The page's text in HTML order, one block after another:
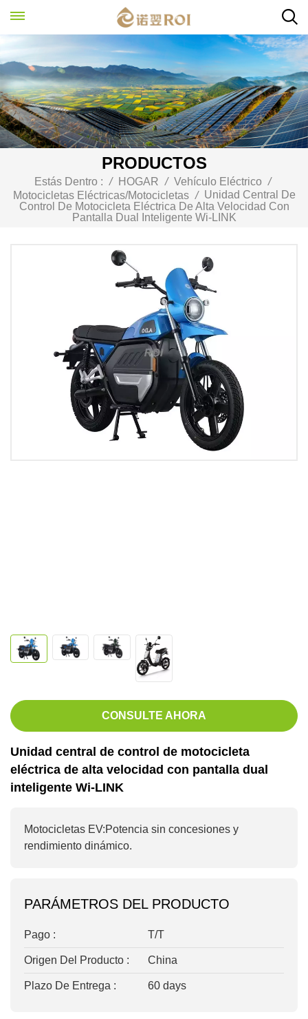
PRODUCTOS
Estás Dentro : / HOGAR / Vehículo Eléctrico /
Motocicletas Eléctricas/Motocicletas /
Unidad Central De
Control De Motocicleta Eléctrica De Alta Velocidad Con
Pantalla Dual Inteligente Wi-LINK
CONSULTE AHORA
Unidad central de control de motocicleta
eléctrica de alta velocidad con pantalla dual
inteligente Wi-LINK
Motocicletas EV:Potencia sin concesiones y
rendimiento dinámico.
PARÁMETROS DEL PRODUCTO
Pago : T/T
Origen Del Producto : China
Plazo De Entrega : 60 days